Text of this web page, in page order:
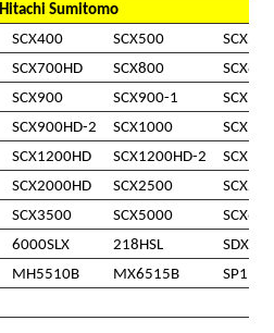
Hitachi Sumitomo
SCX400 SCX500
SCX700HD SCX800
SCX900 SCX900-1
SCX900HD-2 SCX1000
SCX1200HD SCX1200HD-2
SCX2000HD SCX2500
SCX3500 SCX5000
6000SLX 218HSL
MH5510B MX6515B
SP110